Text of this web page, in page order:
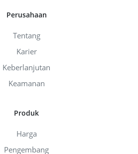
Perusahaan
Tentang
Karier
Keberlanjutan
Keamanan
Produk
Harga
Pengembang